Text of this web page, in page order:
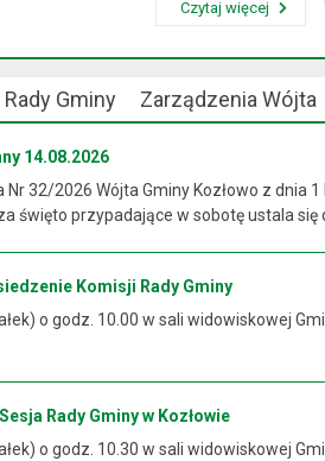
Czytaj więcej
Rady Gminy Zarządzenia Wójta
14.08.2026
32/2026 Wójta Gminy Kozłowo z dnia
święto przypadające w sobotę ustala się
Komisji Rady Gminy
o godz. 10.00 w sali widowiskowej
Rady Gminy w Kozłowie
o godz. 10.30 w sali widowiskowej